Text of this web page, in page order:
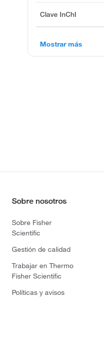
Clave InChI
Mostrar más
Sobre nosotros
Sobre Fisher
Scientific
Gestión de calidad
Trabajar en Thermo
Fisher Scientific
Políticas y avisos